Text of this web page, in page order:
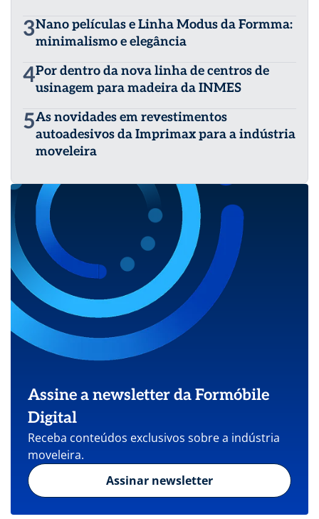
3Nano películas e Linha Modus da Formma:
minimalismo e elegância
4Por dentro da nova linha de centros de
usinagem para madeira da INMES
5As novidades em revestimentos
autoadesivos da Imprimax para a indústria
moveleira
Assine a newsletter da Formóbile
Digital
Receba conteúdos exclusivos sobre a indústria
moveleira.
Assinar newsletter